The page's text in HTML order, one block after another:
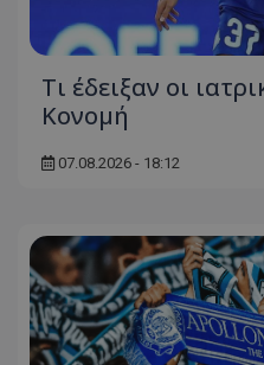
Τι έδειξαν οι
Κονομή
07.08.2026 - 18:12